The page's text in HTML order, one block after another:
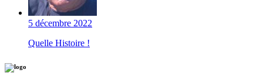
5 décembre 2022
Quelle Histoire !